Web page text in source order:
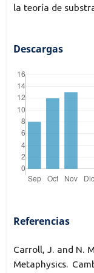
la teoría de
Descargas
Referencias
Carroll, J. and N.
Metaphysics.